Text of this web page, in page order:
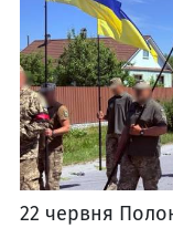
22 червня